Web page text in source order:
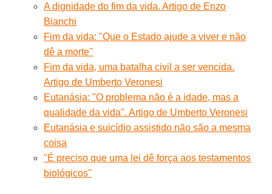
A dignidade do fim da vida. Artigo de Enzo
Bianchi
Fim da vida: ''Que o Estado ajude a viver e não
dê a morte''
Fim da vida, uma batalha civil a ser vencida.
Artigo de Umberto Veronesi
Eutanásia: "O problema não é a idade, mas a
qualidade da vida". Artigo de Umberto Veronesi
Eutanásia e suicídio assistido não são a mesma
coisa
''É preciso que uma lei dê força aos testamentos
biológicos''